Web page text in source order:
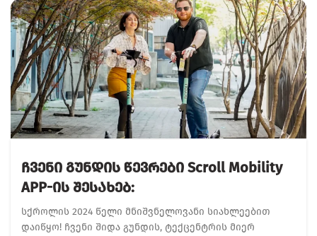
Ჩვენი Გუნდის Წევრები Scroll Mobility
APP-Ის Შესახებ:
სქროლის 2024 წელი მნიშვნელოვანი სიახლეებით
დაიწყო! ჩვენი შიდა გუნდის, ტექცენტრის მიერ